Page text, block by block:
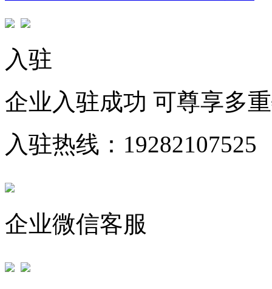
入驻
企业入驻成功 可尊享多
入驻热线：19282107525
企业微信客服